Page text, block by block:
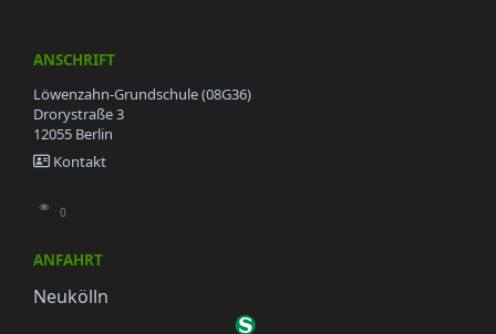
ANSCHRIFT
Löwenzahn-Grundschule (08G36)
Drorystraße 3
12055 Berlin
Kontakt
0
ANFAHRT
Neukölln